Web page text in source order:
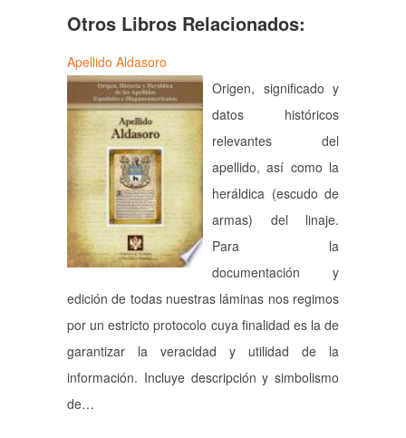
Otros Libros Relacionados:
Apellido Aldasoro
Origen, significado y
datos históricos
relevantes del
apellido, así como la
heráldica (escudo de
armas) del linaje.
Para la
documentación y
edición de todas nuestras láminas nos regimos
por un estricto protocolo cuya finalidad es la de
garantizar la veracidad y utilidad de la
información. Incluye descripción y simbolismo
de…